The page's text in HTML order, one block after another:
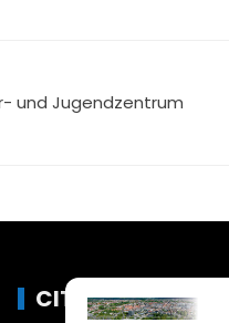
und Jugendzentrum
CITYLIFE!